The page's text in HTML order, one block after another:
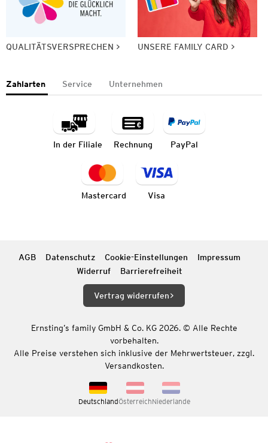
QUALITÄTSVERSPRECHEN UNSERE FAMILY CARD
Zahlarten Service Unternehmen
In der Filiale Rechnung PayPal
Mastercard Visa
AGB Datenschutz Cookie-Einstellungen
Impressum
Widerruf
Barrierefreiheit
Vertrag widerrufen
Ernsting’s family GmbH & Co. KG 2026. © Alle Rechte
vorbehalten.
Alle Preise verstehen sich inklusive der Mehrwertsteuer, zzgl.
Versandkosten.
DeutschlandÖsterreichNiederlande